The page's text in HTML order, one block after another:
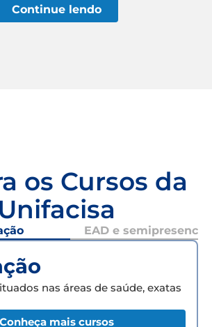
Continue lendo
os Cursos da
Unifacisa
EAD e semipresencial
nas áreas de saúde, exatas
Conheça mais cursos